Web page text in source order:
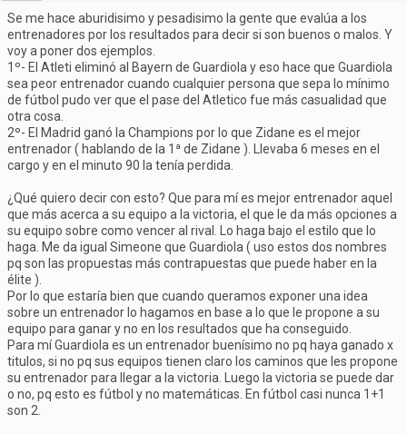
Se me hace aburidisimo y pesadisimo la gente que evalúa a los
entrenadores por los resultados para decir si son buenos o malos. Y
voy a poner dos ejemplos.
1º- El Atleti eliminó al Bayern de Guardiola y eso hace que Guardiola
sea peor entrenador cuando cualquier persona que sepa lo mínimo
de fútbol pudo ver que el pase del Atletico fue más casualidad que
otra cosa.
2º- El Madrid ganó la Champions por lo que Zidane es el mejor
entrenador ( hablando de la 1ª de Zidane ). Llevaba 6 meses en el
cargo y en el minuto 90 la tenía perdida.
¿Qué quiero decir con esto? Que para mí es mejor entrenador aquel
que más acerca a su equipo a la victoria, el que le da más opciones a
su equipo sobre como vencer al rival. Lo haga bajo el estilo que lo
haga. Me da igual Simeone que Guardiola ( uso estos dos nombres
pq son las propuestas más contrapuestas que puede haber en la
élite ).
Por lo que estaría bien que cuando queramos exponer una idea
sobre un entrenador lo hagamos en base a lo que le propone a su
equipo para ganar y no en los resultados que ha conseguido.
Para mí Guardiola es un entrenador buenísimo no pq haya ganado x
titulos, si no pq sus equipos tienen claro los caminos que les propone
su entrenador para llegar a la victoria. Luego la victoria se puede dar
o no, pq esto es fútbol y no matemáticas. En fútbol casi nunca 1+1
son 2.